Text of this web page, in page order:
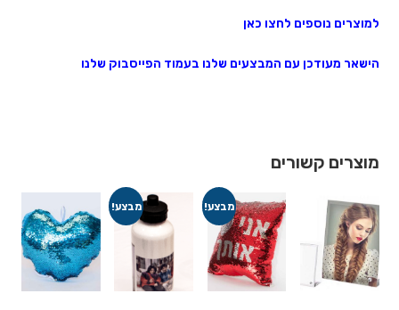
למוצרים נוספים לחצו כאן
הישאר מעודכן עם המבצעים שלנו בעמוד הפייסבוק שלנו
מוצרים קשורים
מבצע! מבצע!